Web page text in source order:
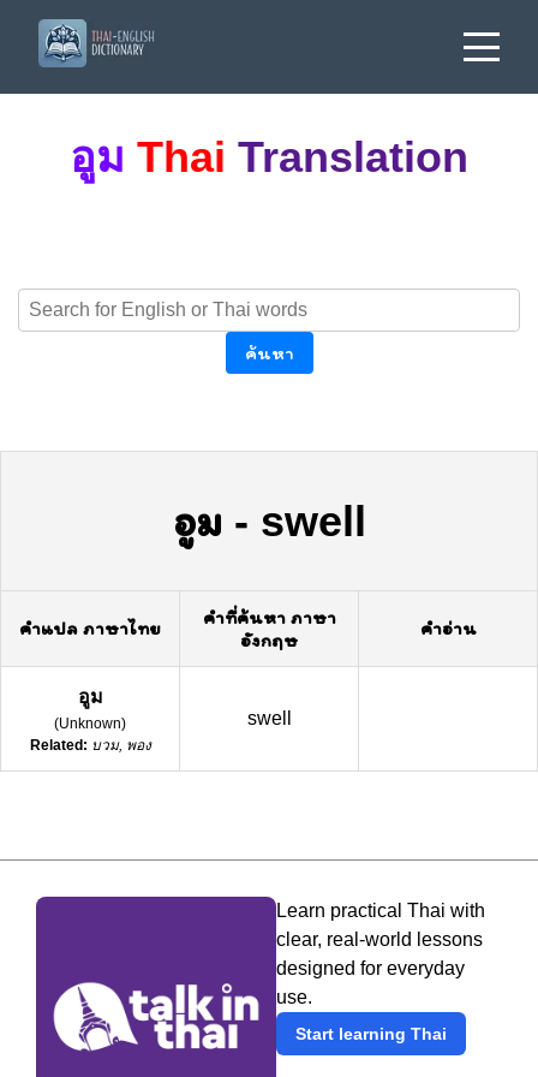
อูม Thai Translation
ค้นหา
อูม - swell
คำแปล ภาษาไทย
คำที่ค้นหา ภาษา
อังกฤษ
คำอ่าน
อูม
(Unknown)
Related: บวม, พอง
swell
Learn practical Thai with
clear, real-world lessons
designed for everyday
use.
Start learning Thai